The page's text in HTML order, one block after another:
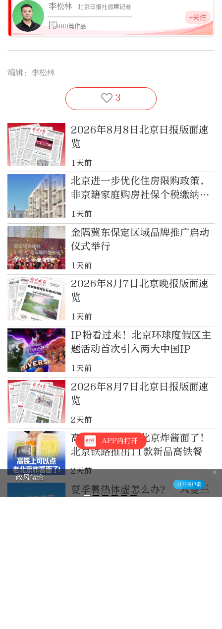
李松林 北京日报社首席记者
980篇作品
+关注
编辑：李松林
3
2026年8月8日北京日报版面速
览
1天前
北京进一步优化住房限购政策，
非京籍家庭购房社保个税缴纳年
限下调为一年
1天前
金隅冀东保定区域品牌推广启动
仪式举行
1天前
2026年8月7日北京晚报版面速
览
1天前
IP粉看过来！北京环球度假区主
题活动首次引入两大中国IP
1天前
2026年8月7日北京日报版面速
览
2天前
高铁上可以点老北京炸酱面了！
北京铁路推出11款新品高铁餐
2天前
夏季暑热体虚怎么办？“入夏三
APP内打开
政风微论